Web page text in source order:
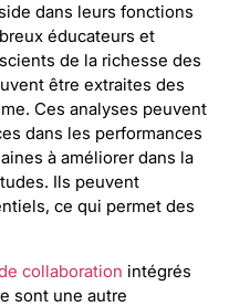
dans leurs fonctions
éducateurs et
de la richesse des
être extraites des
Ces analyses peuvent
dans les performances
à améliorer dans la
Ils peuvent
ce qui permet des
collaboration intégrés
sont une autre